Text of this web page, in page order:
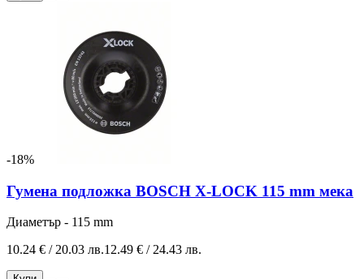
-18%
Гумена подложка BOSCH X-LOCK 115 mm мека
Диаметър - 115 mm
10.24 € / 20.03 лв.12.49 € / 24.43 лв.